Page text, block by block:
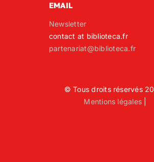
EMAIL
Newsletter
contact at biblioteca.fr
partenariat@biblioteca.fr
© Tous droits réservés
Mentions légales